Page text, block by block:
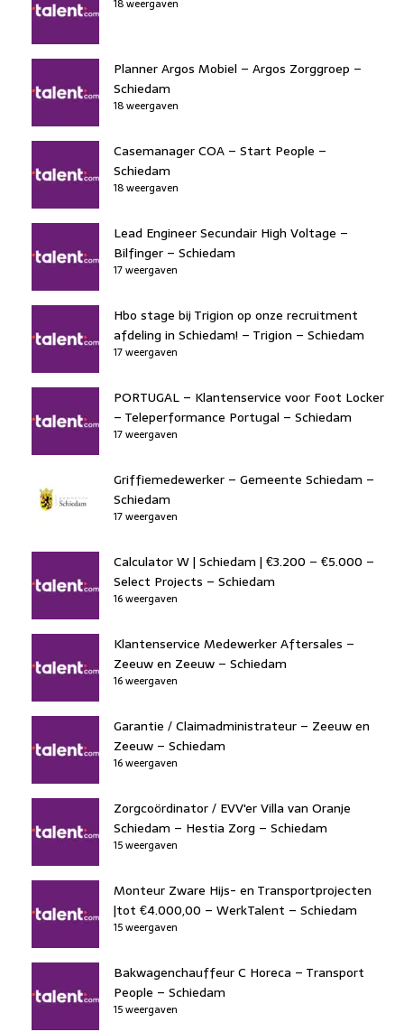
18 weergaven
Planner Argos Mobiel – Argos Zorggroep –
Schiedam
18 weergaven
Casemanager COA – Start People –
Schiedam
18 weergaven
Lead Engineer Secundair High Voltage –
Bilfinger – Schiedam
17 weergaven
Hbo stage bij Trigion op onze recruitment
afdeling in Schiedam! – Trigion – Schiedam
17 weergaven
PORTUGAL – Klantenservice voor Foot Locker
– Teleperformance Portugal – Schiedam
17 weergaven
Griffiemedewerker – Gemeente Schiedam –
Schiedam
17 weergaven
Calculator W | Schiedam | €3.200 – €5.000 –
Select Projects – Schiedam
16 weergaven
Klantenservice Medewerker Aftersales –
Zeeuw en Zeeuw – Schiedam
16 weergaven
Garantie / Claimadministrateur – Zeeuw en
Zeeuw – Schiedam
16 weergaven
Zorgcoördinator / EVV'er Villa van Oranje
Schiedam – Hestia Zorg – Schiedam
15 weergaven
Monteur Zware Hijs- en Transportprojecten
|tot €4.000,00 – WerkTalent – Schiedam
15 weergaven
Bakwagenchauffeur C Horeca – Transport
People – Schiedam
15 weergaven